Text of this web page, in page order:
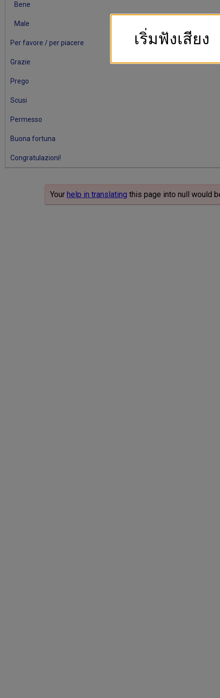
Bene
Male
Per favore / per piacere
Grazie
Prego
Scusi
Permesso
Buona fortuna
Congratulazioni!
Your help in translating this page into null would
เริ่มฟังเสียง